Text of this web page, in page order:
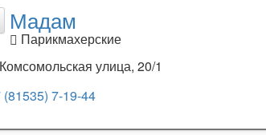
Мадам
Парикмахерские
Комсомольская улица, 20/1
(81535) 7-19-44